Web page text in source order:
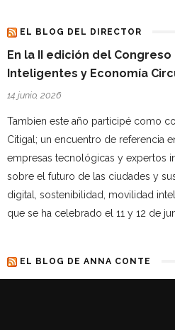
EL BLOG DEL DIRECTOR
En la II edición del
Inteligentes y Economía
14 junio, 2026
Tambien este año participé como
Citigal; un encuentro de referencia
empresas tecnológicas y expertos
sobre el futuro de las ciudades y
digital, sostenibilidad, movilidad
que se ha celebrado el 11 y 12 de
EL BLOG DE ANNA CONTE